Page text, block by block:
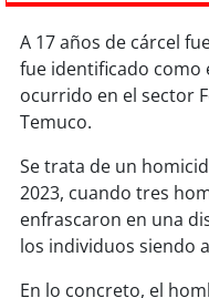
soyantofagasta
soycopiapó
soyvalparaíso
soyquillota
soysanantonio
A 17 años de cárcel
fue identificado
ocurrido en el sector
Temuco.
Se trata de un
2023, cuando tres
enfrascaron en una
los individuos siendo
En lo concreto, el